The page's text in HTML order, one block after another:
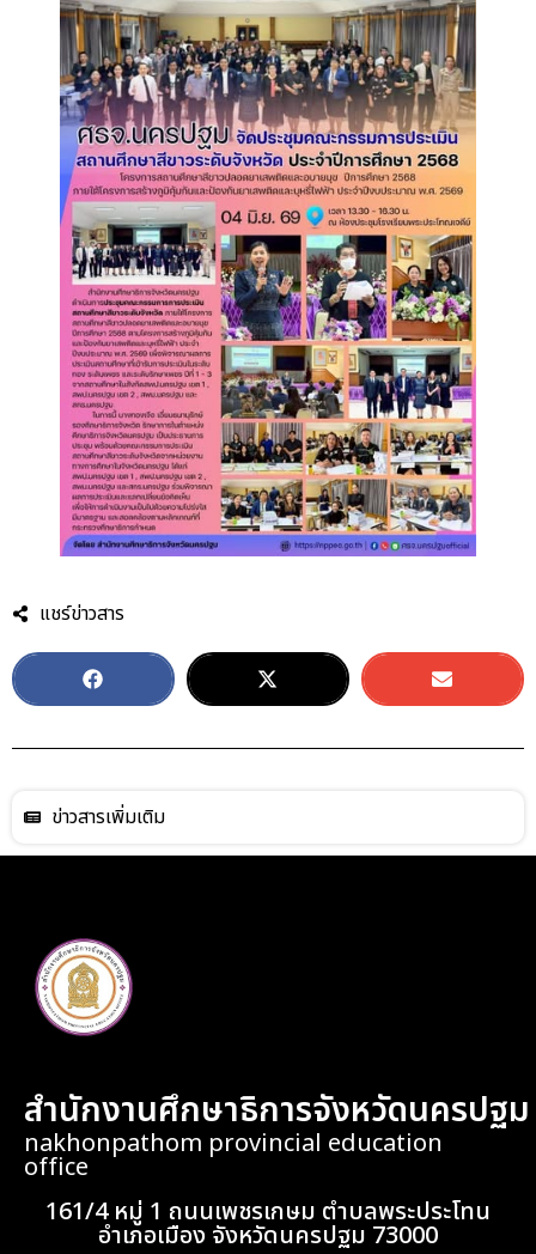
แชร์ข่าวสาร
ข่าวสารเพิ่มเติม
สำนักงานศึกษาธิการจังหวัดนครปฐม
nakhonpathom provincial education
office
161/4 หมู่ 1 ถนนเพชรเกษม ตำบลพระประโทน
อำเภอเมือง จังหวัดนครปฐม 73000